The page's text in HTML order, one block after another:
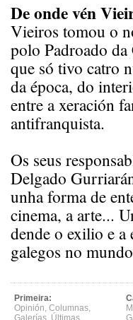
De onde vén
Vieiros tomou o
polo Padroado
que só tivo catro
da época, do
entre a xeración
antifranquista.
Os seus
Delgado
unha forma de
cinema, a arte...
dende o exilio e a
galegos no
Primeira:
Opinión, Columnas,
Galerías Últimas